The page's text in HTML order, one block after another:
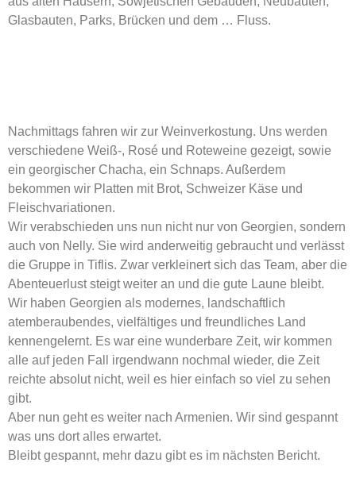
Glasbauten, Parks, Brücken und dem … Fluss.
Nachmittags fahren wir zur Weinverkostung. Uns werden
verschiedene Weiß-, Rosé und Roteweine gezeigt, sowie
ein georgischer Chacha, ein Schnaps. Außerdem
bekommen wir Platten mit Brot, Schweizer Käse und
Fleischvariationen.
Wir verabschieden uns nun nicht nur von Georgien, sondern
auch von Nelly. Sie wird anderweitig gebraucht und verlässt
die Gruppe in Tiflis. Zwar verkleinert sich das Team, aber die
Abenteuerlust steigt weiter an und die gute Laune bleibt.
Wir haben Georgien als modernes, landschaftlich
atemberaubendes, vielfältiges und freundliches Land
kennengelernt. Es war eine wunderbare Zeit, wir kommen
alle auf jeden Fall irgendwann nochmal wieder, die Zeit
reichte absolut nicht, weil es hier einfach so viel zu sehen
gibt.
Aber nun geht es weiter nach Armenien. Wir sind gespannt
was uns dort alles erwartet.
Bleibt gespannt, mehr dazu gibt es im nächsten Bericht.